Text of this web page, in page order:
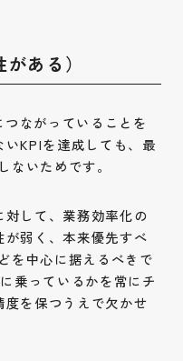
ある）
ながっていることを
KPIを達成しても、最
いためです。
して、業務効率化の
弱く、本来優先すべ
を中心に据えるべきで
乗っているかを常にチ
度を保つうえで欠かせ